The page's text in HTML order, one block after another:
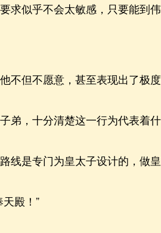
似乎不会太敏感，只要能到
但不愿意，甚至表现出了极度
，十分清楚这一行为代表着
是专门为皇太子设计的，做皇
殿！”